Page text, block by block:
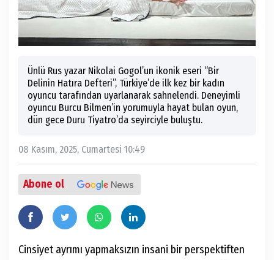
Ünlü Rus yazar Nikolai Gogol’un ikonik eseri “Bir
Delinin Hatıra Defteri”, Türkiye’de ilk kez bir kadın
oyuncu tarafından uyarlanarak sahnelendi. Deneyimli
oyuncu Burcu Bilmen’in yorumuyla hayat bulan oyun,
dün gece Duru Tiyatro’da seyirciyle buluştu.
08 Kasım, 2025, Cumartesi 10:49
Abone ol
Cinsiyet ayrımı yapmaksızın insani bir perspektiften